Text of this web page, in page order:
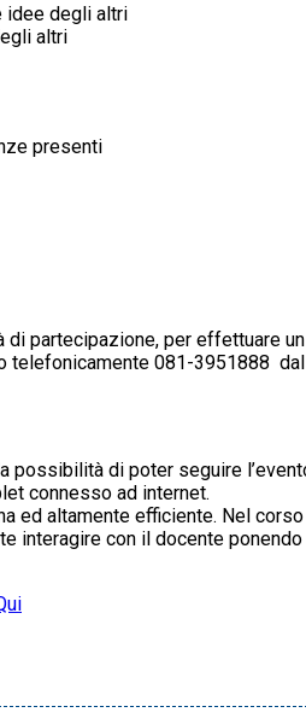
idee degli altri
altri
presenti
di partecipazione, per effettuare
telefonicamente 081-3951888 dal
possibilità di poter seguire
connesso ad internet.
ed altamente efficiente. Nel corso
interagire con il docente